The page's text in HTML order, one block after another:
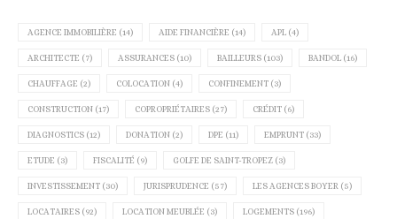
AGENCE IMMOBILIÈRE (14) AIDE FINANCIÈRE (14) APL (4)
ARCHITECTE (7) ASSURANCES (10) BAILLEURS (103) BANDOL (16)
CHAUFFAGE (2) COLOCATION (4) CONFINEMENT (3)
CONSTRUCTION (17) COPROPRIÉTAIRES (27) CRÉDIT (6)
DIAGNOSTICS (12) DONATION (2) DPE (11) EMPRUNT (33)
ETUDE (3) FISCALITÉ (9) GOLFE DE SAINT-TROPEZ (3)
INVESTISSEMENT (30) JURISPRUDENCE (57) LES AGENCES BOYER (5)
LOCATAIRES (92) LOCATION MEUBLÉE (3) LOGEMENTS (196)